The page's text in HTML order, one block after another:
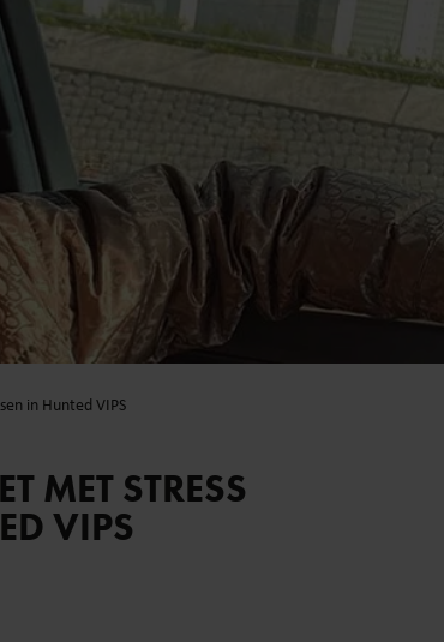
in Hunted VIPS
MET STRESS
VIPS